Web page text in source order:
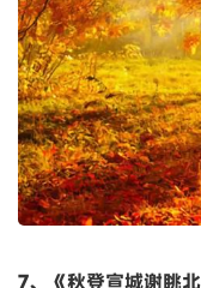
7、《秋登宣城谢眺